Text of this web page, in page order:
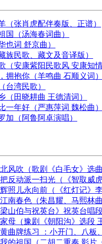
（张肖虎配伴奏版、正谱）
国（汤海春词曲）
也词 舒京曲）
族民歌、藏文及音译版）
（安康紫阳民歌风 安康知
拥抱你（羊鸣曲 石顺义词）
台湾民歌）
（田晓耕曲 王德清词）
一年好（严惠萍词 魏松曲）
加（阿鲁阿卓演唱）
风吹（歌剧《白毛女》选曲
反动派一扫光（《智取威
照儿永向前（《红灯记》
南春色（朱昌耀、马熙林曲
山伯与祝英台》祝英台唱
母（豫剧《朝阳沟》选段
曲牌练习 ：小开门、八板
的祖国（二胡二重奏 影片